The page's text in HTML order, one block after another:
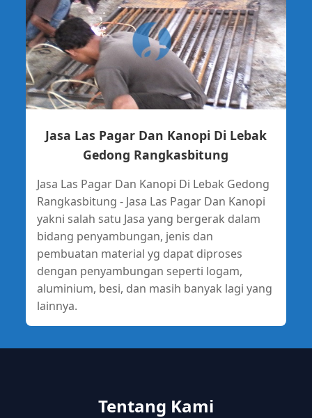
Jasa Las Pagar Dan Kanopi Di Lebak
Gedong Rangkasbitung
Jasa Las Pagar Dan Kanopi Di Lebak Gedong
Rangkasbitung - Jasa Las Pagar Dan Kanopi
yakni salah satu Jasa yang bergerak dalam
bidang penyambungan, jenis dan
pembuatan material yg dapat diproses
dengan penyambungan seperti logam,
aluminium, besi, dan masih banyak lagi yang
lainnya.
Tentang Kami